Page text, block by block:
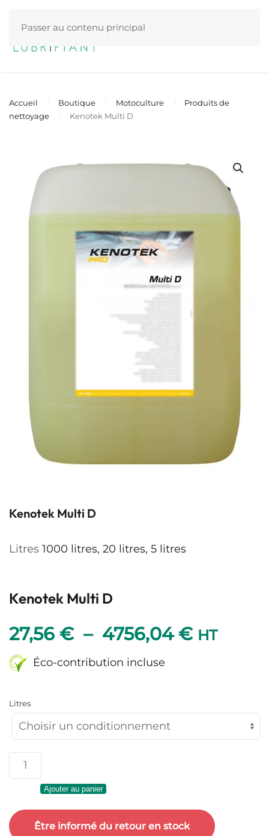
Passer au contenu principal
Accueil Boutique Motoculture
Produits de
nettoyage
Kenotek Multi D
Kenotek Multi D
Litres 1000 litres, 20 litres, 5 litres
Kenotek Multi D
27,56 € – 4756,04€Plage
27,56 €
à
HT
Éco-contribution incluse
Litres
quantité
de
Kenotek
Multi
Ajouter au panier
Être informé du retour en stock